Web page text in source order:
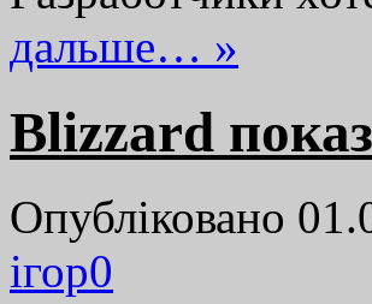
дальше… »
Blizzard
Опубліковано
ігор0